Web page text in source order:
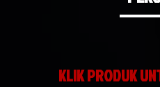
KLIK PRODUK